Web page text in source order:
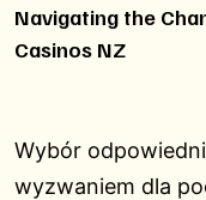
Navigating the
Casinos NZ
Wybór
wyzwaniem dla